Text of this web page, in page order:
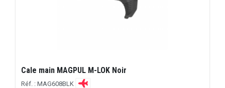
Cale main MAGPUL M-LOK Noir
Réf. : MAG608BLK